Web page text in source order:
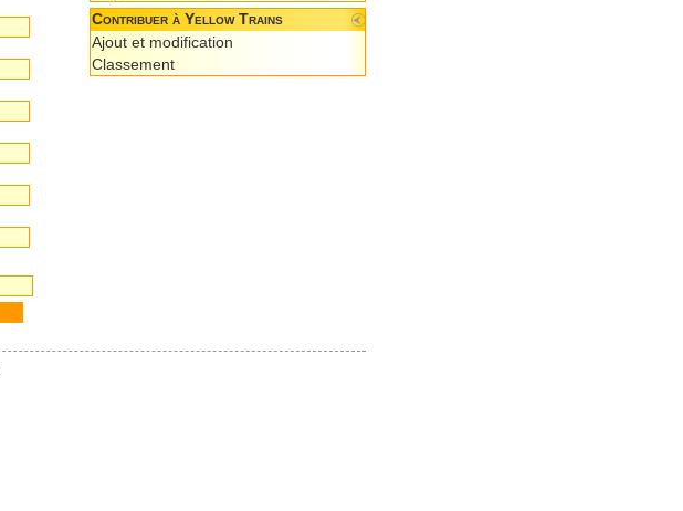
Contribuer à Yellow Trains
Ajout et modification
Classement